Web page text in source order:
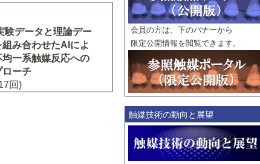
験データと理論デー
組み合わせたAIによ
均一系触媒反応への
ローチ
回)
範囲指定
巻
号～
巻
号
触媒年鑑
年度
記事種別
マーク：
マークあり
会員の方は、下のバナーから
限定公開情報を閲覧できます。
触媒技術の動向と展望